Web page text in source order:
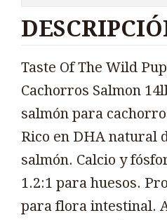
Taste Of The Wild
Cachorros Salmon
salmón para
Rico en DHA natural
salmón. Calcio y
1.2:1 para huesos.
para flora intestinal.